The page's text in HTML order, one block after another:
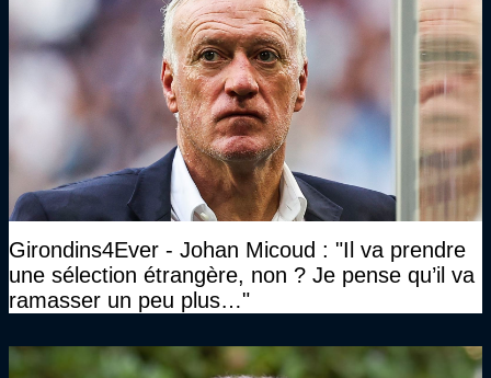
Girondins4Ever - Johan Micoud : "Il va prendre
une sélection étrangère, non ? Je pense qu’il va
ramasser un peu plus…"